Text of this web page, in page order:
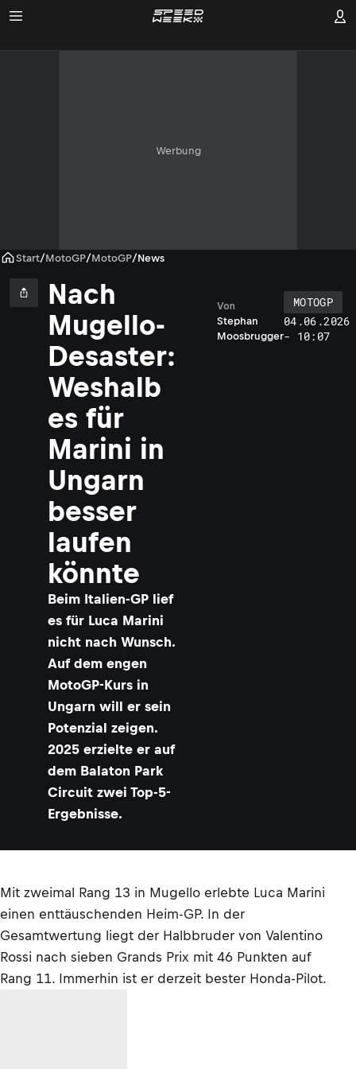
Werbung
Start/MotoGP/MotoGP/News
Nach
Mugello-
Desaster:
Weshalb
es für
Marini in
Ungarn
besser
laufen
könnte
Beim Italien-GP lief
es für Luca Marini
nicht nach Wunsch.
Auf dem engen
MotoGP-Kurs in
Ungarn will er sein
Potenzial zeigen.
2025 erzielte er auf
dem Balaton Park
Circuit zwei Top-5-
Ergebnisse.
Stephan
Moosbrugger
Von
MOTOGP
04.06.2026
- 10:07
Mit zweimal Rang 13 in Mugello erlebte Luca Marini
einen enttäuschenden Heim-GP. In der
Gesamtwertung liegt der Halbbruder von Valentino
Rossi nach sieben Grands Prix mit 46 Punkten auf
Rang 11. Immerhin ist er derzeit bester Honda-Pilot.